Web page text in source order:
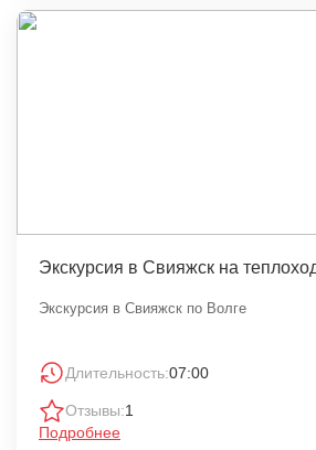
Экскурсия в Свияжск на
Экскурсия в Свияжск по Волге
Длительность:07:00
Отзывы:1
Подробнее